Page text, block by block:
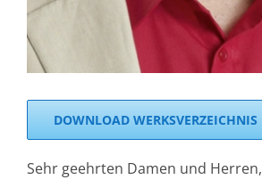
DOWNLOAD WERKSVERZEICHNIS
Sehr geehrten Damen und Herren,